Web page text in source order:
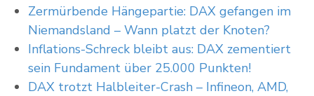
Zermürbende Hängepartie: DAX gefangen im
Niemandsland – Wann platzt der Knoten?
Inflations-Schreck bleibt aus: DAX zementiert
sein Fundament über 25.000 Punkten!
DAX trotzt Halbleiter-Crash – Infineon, AMD,